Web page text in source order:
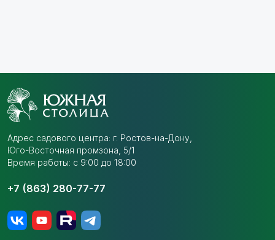
Адрес садового центра: г. Ростов-на-Дону,
Юго-Восточная промзона, 5/1
Время работы: с 9:00 до 18:00
+7 (863) 280-77-77